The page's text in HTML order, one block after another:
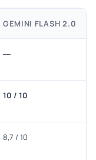
GEMINI FLASH 2.0
—
10 / 10
8,7 / 10